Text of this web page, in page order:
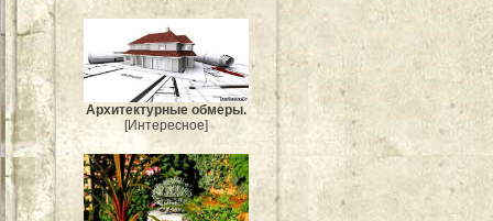
Архитектурные обмеры.
[Интересное]